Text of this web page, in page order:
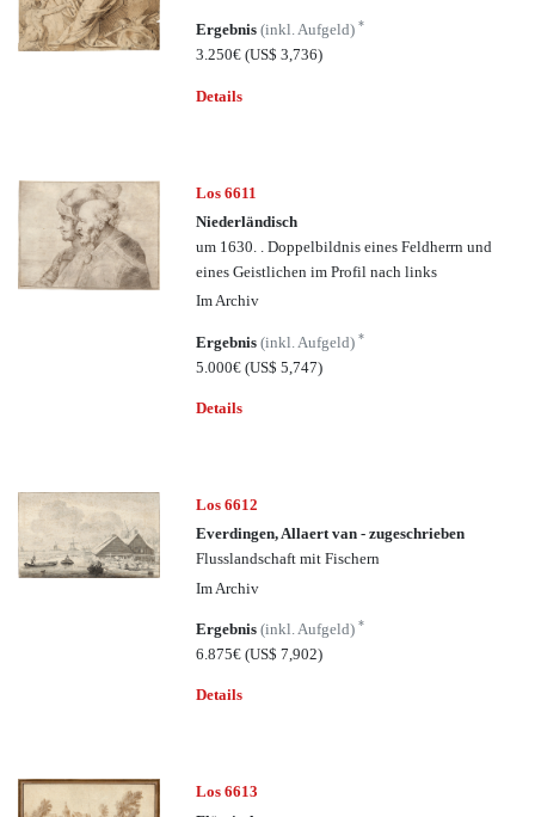
Ergebnis(inkl. Aufgeld)*
3.250€(US$ 3,736)
Details
Los 6611
Niederländisch
um 1630. . Doppelbildnis eines Feldherrn und
eines Geistlichen im Profil nach links
Im Archiv
Ergebnis(inkl. Aufgeld)*
5.000€(US$ 5,747)
Details
Los 6612
Everdingen, Allaert van - zugeschrieben
Flusslandschaft mit Fischern
Im Archiv
Ergebnis(inkl. Aufgeld)*
6.875€(US$ 7,902)
Details
Los 6613